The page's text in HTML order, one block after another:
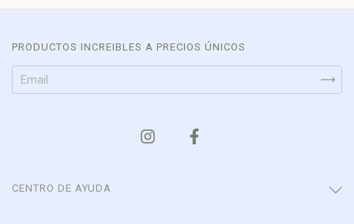
PRODUCTOS INCREIBLES A PRECIOS ÚNICOS
CENTRO DE AYUDA